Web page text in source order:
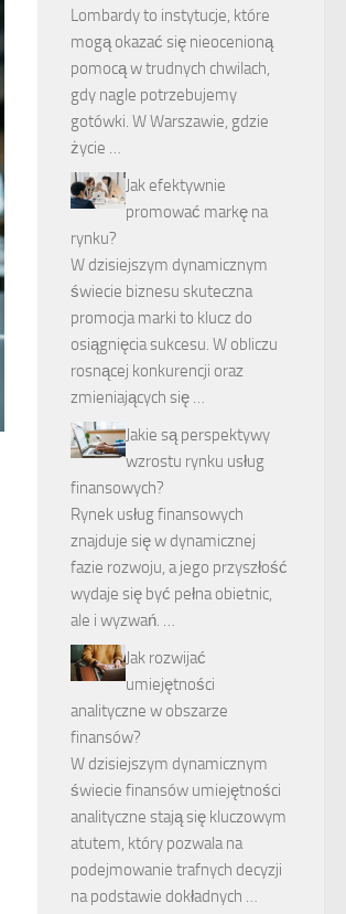
Lombardy to instytucje, które
mogą okazać się nieocenioną
pomocą w trudnych chwilach,
gdy nagle potrzebujemy
gotówki. W Warszawie, gdzie
życie …
Jak efektywnie
promować markę na
rynku?
W dzisiejszym dynamicznym
świecie biznesu skuteczna
promocja marki to klucz do
osiągnięcia sukcesu. W obliczu
rosnącej konkurencji oraz
zmieniających się …
Jakie są perspektywy
wzrostu rynku usług
finansowych?
Rynek usług finansowych
znajduje się w dynamicznej
fazie rozwoju, a jego przyszłość
wydaje się być pełna obietnic,
ale i wyzwań. …
Jak rozwijać
umiejętności
analityczne w obszarze
finansów?
W dzisiejszym dynamicznym
świecie finansów umiejętności
analityczne stają się kluczowym
atutem, który pozwala na
podejmowanie trafnych decyzji
na podstawie dokładnych …